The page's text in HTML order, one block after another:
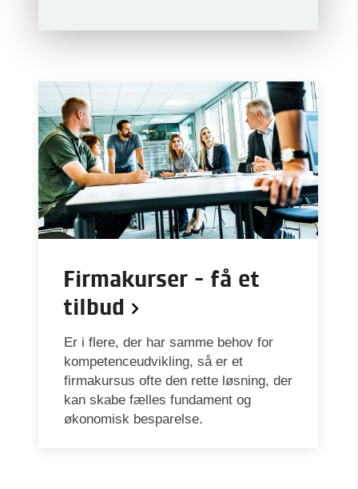
Firmakurser - få et
tilbud
Er i flere, der har samme behov for
kompetenceudvikling, så er et
firmakursus ofte den rette løsning, der
kan skabe fælles fundament og
økonomisk besparelse.